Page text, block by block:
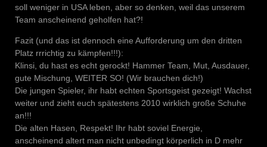
soll weniger in USA leben, aber so denken, weil das unserem
Team anscheinend geholfen hat?!
Fazit (und das ist dennoch eine Aufforderung um den dritten
Platz rrrichtig zu kämpfen!!!):
Klinsi, du hast es echt gerockt! Hammer Team, Mut, Ausdauer,
gute Mischung, WEITER SO! (Wir brauchen dich!)
Die jungen Spieler, ihr habt echten Sportsgeist gezeigt! Wachst
weiter und zieht euch spätestens 2010 wirklich große Schuhe
an!!!
Die alten Hasen, Respekt! Ihr habt soviel Energie,
anscheinend altert man nicht unbedingt körperlich in D mehr